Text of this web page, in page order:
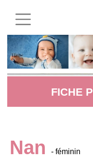
FICHE
Nan - féminin